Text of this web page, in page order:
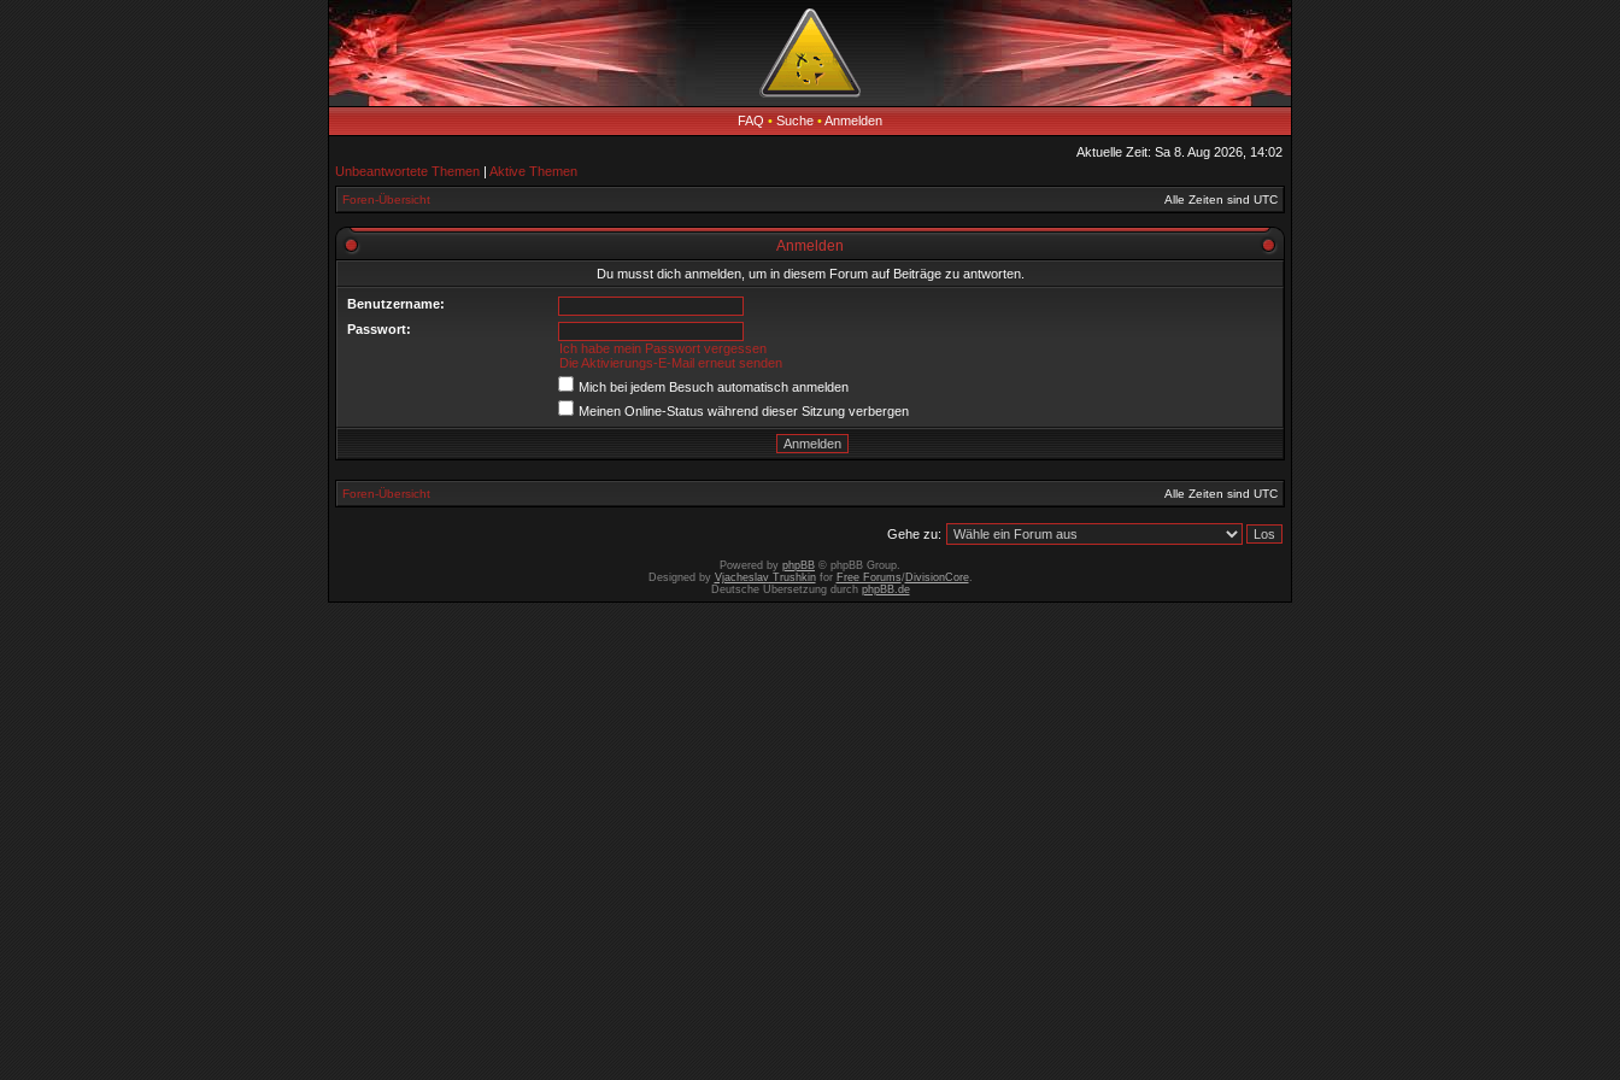
FAQ • Suche •Anmelden
Aktuelle Zeit: Sa 8. Aug 2026, 14:02
Unbeantwortete Themen | Aktive Themen
Foren-Übersicht Alle Zeiten sind UTC
Anmelden
Du musst dich anmelden, um in diesem Forum auf Beiträge zu antworten.
Benutzername:
Passwort:
Ich habe mein Passwort vergessen
Die Aktivierungs-E-Mail erneut senden
Mich bei jedem Besuch automatisch anmelden
Meinen Online-Status während dieser Sitzung verbergen
Foren-Übersicht Alle Zeiten sind UTC
Gehe zu:
Powered by phpBB © phpBB Group.
Designed by Vjacheslav Trushkinfor Free Forums/DivisionCore.
Deutsche Übersetzung durch phpBB.de